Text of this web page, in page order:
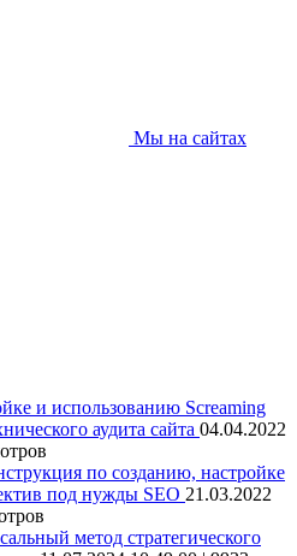
Мы на сайтах
и использованию Screaming
аудита сайта 04.04.2022
по созданию, настройке
под нужды SEO 21.03.2022
метод стратегического